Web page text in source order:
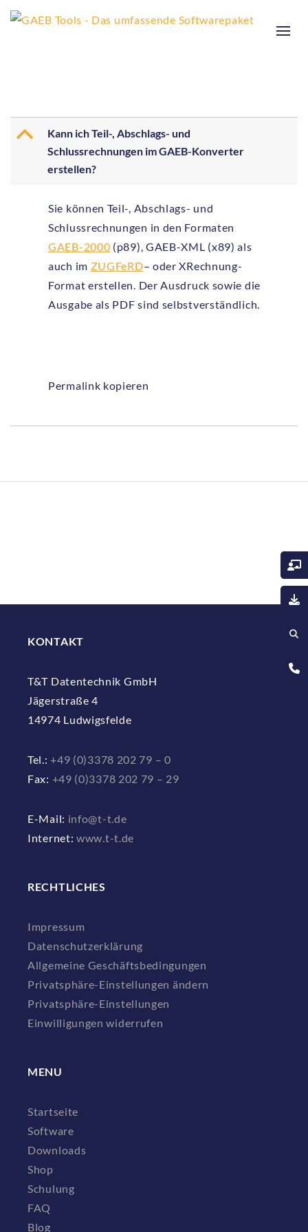
B
Kann ich Teil-, Abschlags- und
Schlussrechnungen im GAEB-Konverter
erstellen?
Sie können Teil-, Abschlags- und
Schlussrechnungen in den Formaten
GAEB-2000 (p89), GAEB-XML (x89) als
auch im ZUGFeRD– oder XRechnung-
Format erstellen. Der Ausdruck sowie die
Ausgabe als PDF sind selbstverständlich.
Permalink kopieren
KONTAKT
T&T Datentechnik GmbH
Jägerstraße 4
14974 Ludwigsfelde
Tel.:+49 (0)3378 202 79 – 0
Fax: +49 (0)3378 202 79 – 29
E-Mail: info@t-t.de
Internet: www.t-t.de
RECHTLICHES
Impressum
Datenschutzerklärung
Allgemeine Geschäftsbedingungen
Privatsphäre-Einstellungen ändern
Privatsphäre-Einstellungen
Einwilligungen widerrufen
MENU
Startseite
Software
Downloads
Shop
Schulung
FAQ
Blog